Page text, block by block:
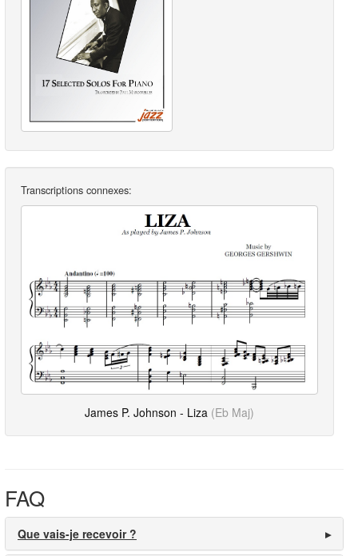
Transcriptions connexes:
James P. Johnson - Liza (Eb Maj)
FAQ
Que vais-je recevoir ?